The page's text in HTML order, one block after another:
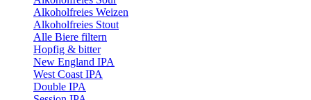
Alkoholfreies Weizen
Alkoholfreies Stout
Alle Biere filtern
Hopfig & bitter
New England IPA
West Coast IPA
Double IPA